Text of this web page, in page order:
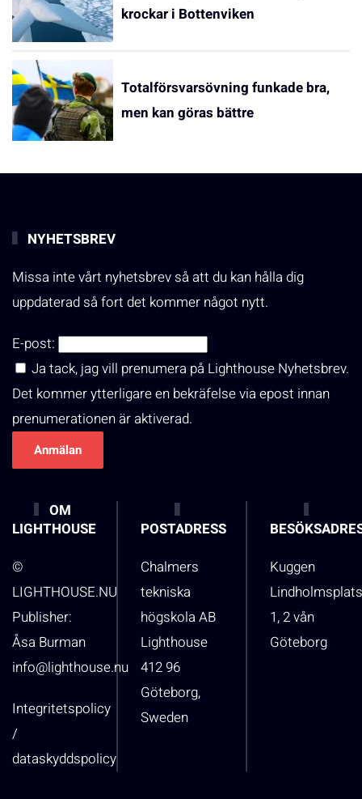
krockar i Bottenviken
Totalförsvarsövning funkade bra,
men kan göras bättre
NYHETSBREV
Missa inte vårt nyhetsbrev så att du kan hålla dig
uppdaterad så fort det kommer något nytt.
E-post:
Ja tack, jag vill prenumera på Lighthouse Nyhetsbrev.
Det kommer ytterligare en bekräfelse via epost innan
prenumerationen är aktiverad.
OM
LIGHTHOUSE
©
LIGHTHOUSE.NU
Publisher:
Åsa Burman
info@lighthouse.nu
Integritetspolicy
/
dataskyddspolicy
POSTADRESS
Chalmers
tekniska
högskola AB
Lighthouse
412 96
Göteborg,
Sweden
Kuggen
1, 2 vån
Göteborg